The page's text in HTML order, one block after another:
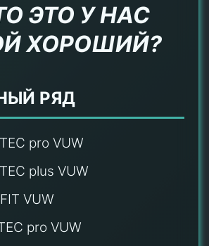
ЭТО У НАС
ХОРОШИЙ?
РЯД
pro VUW
plus VUW
VUW
pro VUW